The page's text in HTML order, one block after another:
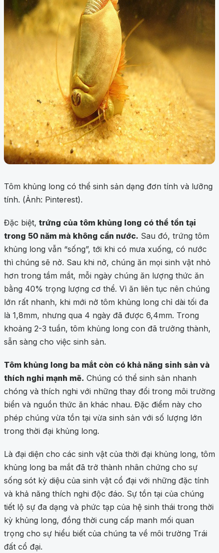
Tôm khủng long có thể sinh sản dạng đơn tính và lưỡng
tính. (Ảnh: Pinterest).
Đặc biệt, trứng của tôm khủng long có thể tồn tại
trong 50 năm mà không cần nước. Sau đó, trứng tôm
khủng long vẫn “sống”, tới khi có mưa xuống, có nước
thì chúng sẽ nở. Sau khi nở, chúng ăn mọi sinh vật nhỏ
hơn trong tầm mắt, mỗi ngày chúng ăn lượng thức ăn
bằng 40% trọng lượng cơ thể. Vì ăn liên tục nên chúng
lớn rất nhanh, khi mới nở tôm khủng long chỉ dài tối đa
là 1,8mm, nhưng qua 4 ngày đã được 6,4mm. Trong
khoảng 2-3 tuần, tôm khủng long con đã trưởng thành,
sẵn sàng cho việc sinh sản.
Tôm khủng long ba mắt còn có khả năng sinh sản và
thích nghi mạnh mẽ. Chúng có thể sinh sản nhanh
chóng và thích nghi với những thay đổi trong môi trường
biển và nguồn thức ăn khác nhau. Đặc điểm này cho
phép chúng vừa tồn tại vừa sinh sản với số lượng lớn
trong thời đại khủng long.
Là đại diện cho các sinh vật của thời đại khủng long, tôm
khủng long ba mắt đã trở thành nhân chứng cho sự
sống sót kỳ diệu của sinh vật cổ đại với những đặc tính
và khả năng thích nghi độc đáo. Sự tồn tại của chúng
tiết lộ sự đa dạng và phức tạp của hệ sinh thái trong thời
kỳ khủng long, đồng thời cung cấp manh mối quan
trọng cho sự hiểu biết của chúng ta về môi trường Trái
đất cổ đại.